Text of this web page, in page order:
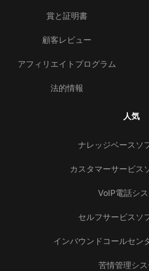
賞と証明書
顧客レビュー
アフィリエイトプログラム
法的情報
人気
ナレッジベースソ
カスタマーサービス
VoIP電話シ
セルフサービスソ
インバウンドコールセン
苦情管理シス